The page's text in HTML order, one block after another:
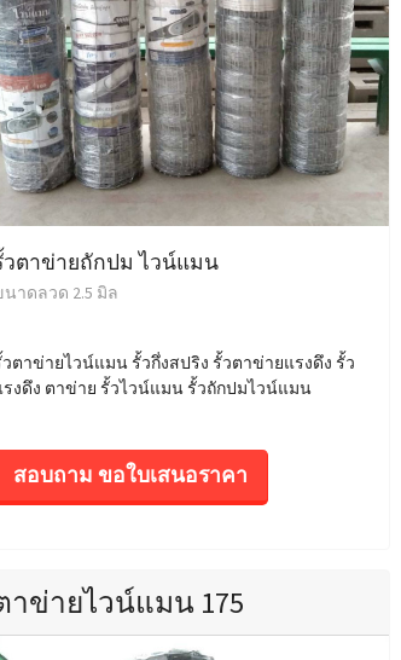
วตาข่ายถักปม ไวน์แมน
าดลวด 2.5 มิล
ตาข่ายไวน์แมน รั้วกึ่งสปริง รั้วตาข่ายแรงดึง รั้ว
รงดึง ตาข่าย รั้วไวน์แมน รั้วถักปมไวน์แมน
สอบถาม ขอใบเสนอราคา
าข่ายไวน์แมน 175